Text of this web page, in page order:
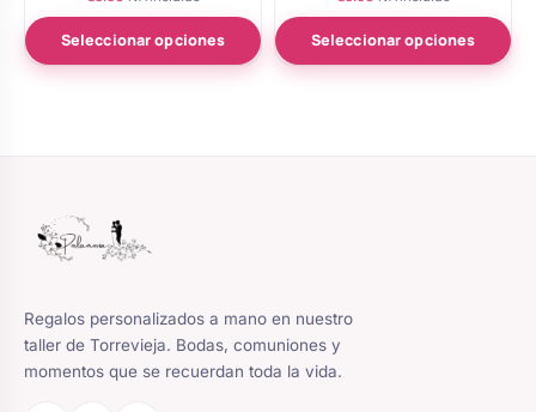
5.00
de 5
Seleccionar opciones
5.00
de 5
Seleccionar opciones
Regalos personalizados a mano en nuestro
taller de Torrevieja. Bodas, comuniones y
momentos que se recuerdan toda la vida.